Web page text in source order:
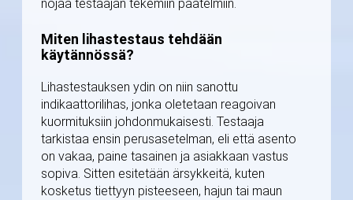
nojaa testaajan tekemiin päätelmiin.
Miten lihastestaus tehdään
käytännössä?
Lihastestauksen ydin on niin sanottu
indikaattorilihas, jonka oletetaan reagoivan
kuormituksiin johdonmukaisesti. Testaaja
tarkistaa ensin perusasetelman, eli että asento
on vakaa, paine tasainen ja asiakkaan vastus
sopiva. Sitten esitetään ärsykkeitä, kuten
kosketus tiettyyn pisteeseen, hajun tai maun